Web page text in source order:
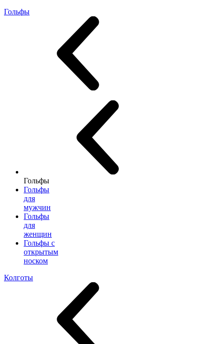
Гольфы
Гольфы
Гольфы
для
мужчин
Гольфы
для
женщин
Гольфы с
открытым
носком
Колготы